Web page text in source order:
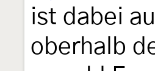
ist dabei
oberhalb